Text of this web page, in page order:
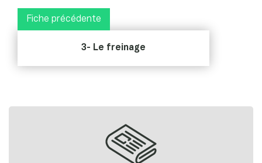
Fiche précédente
3- Le freinage